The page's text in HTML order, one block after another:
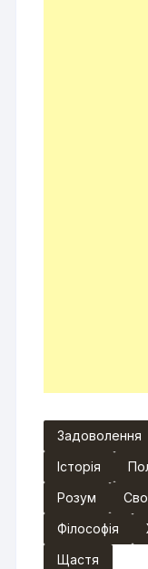
Задоволення
Історія
Розум
Філософія
Щастя